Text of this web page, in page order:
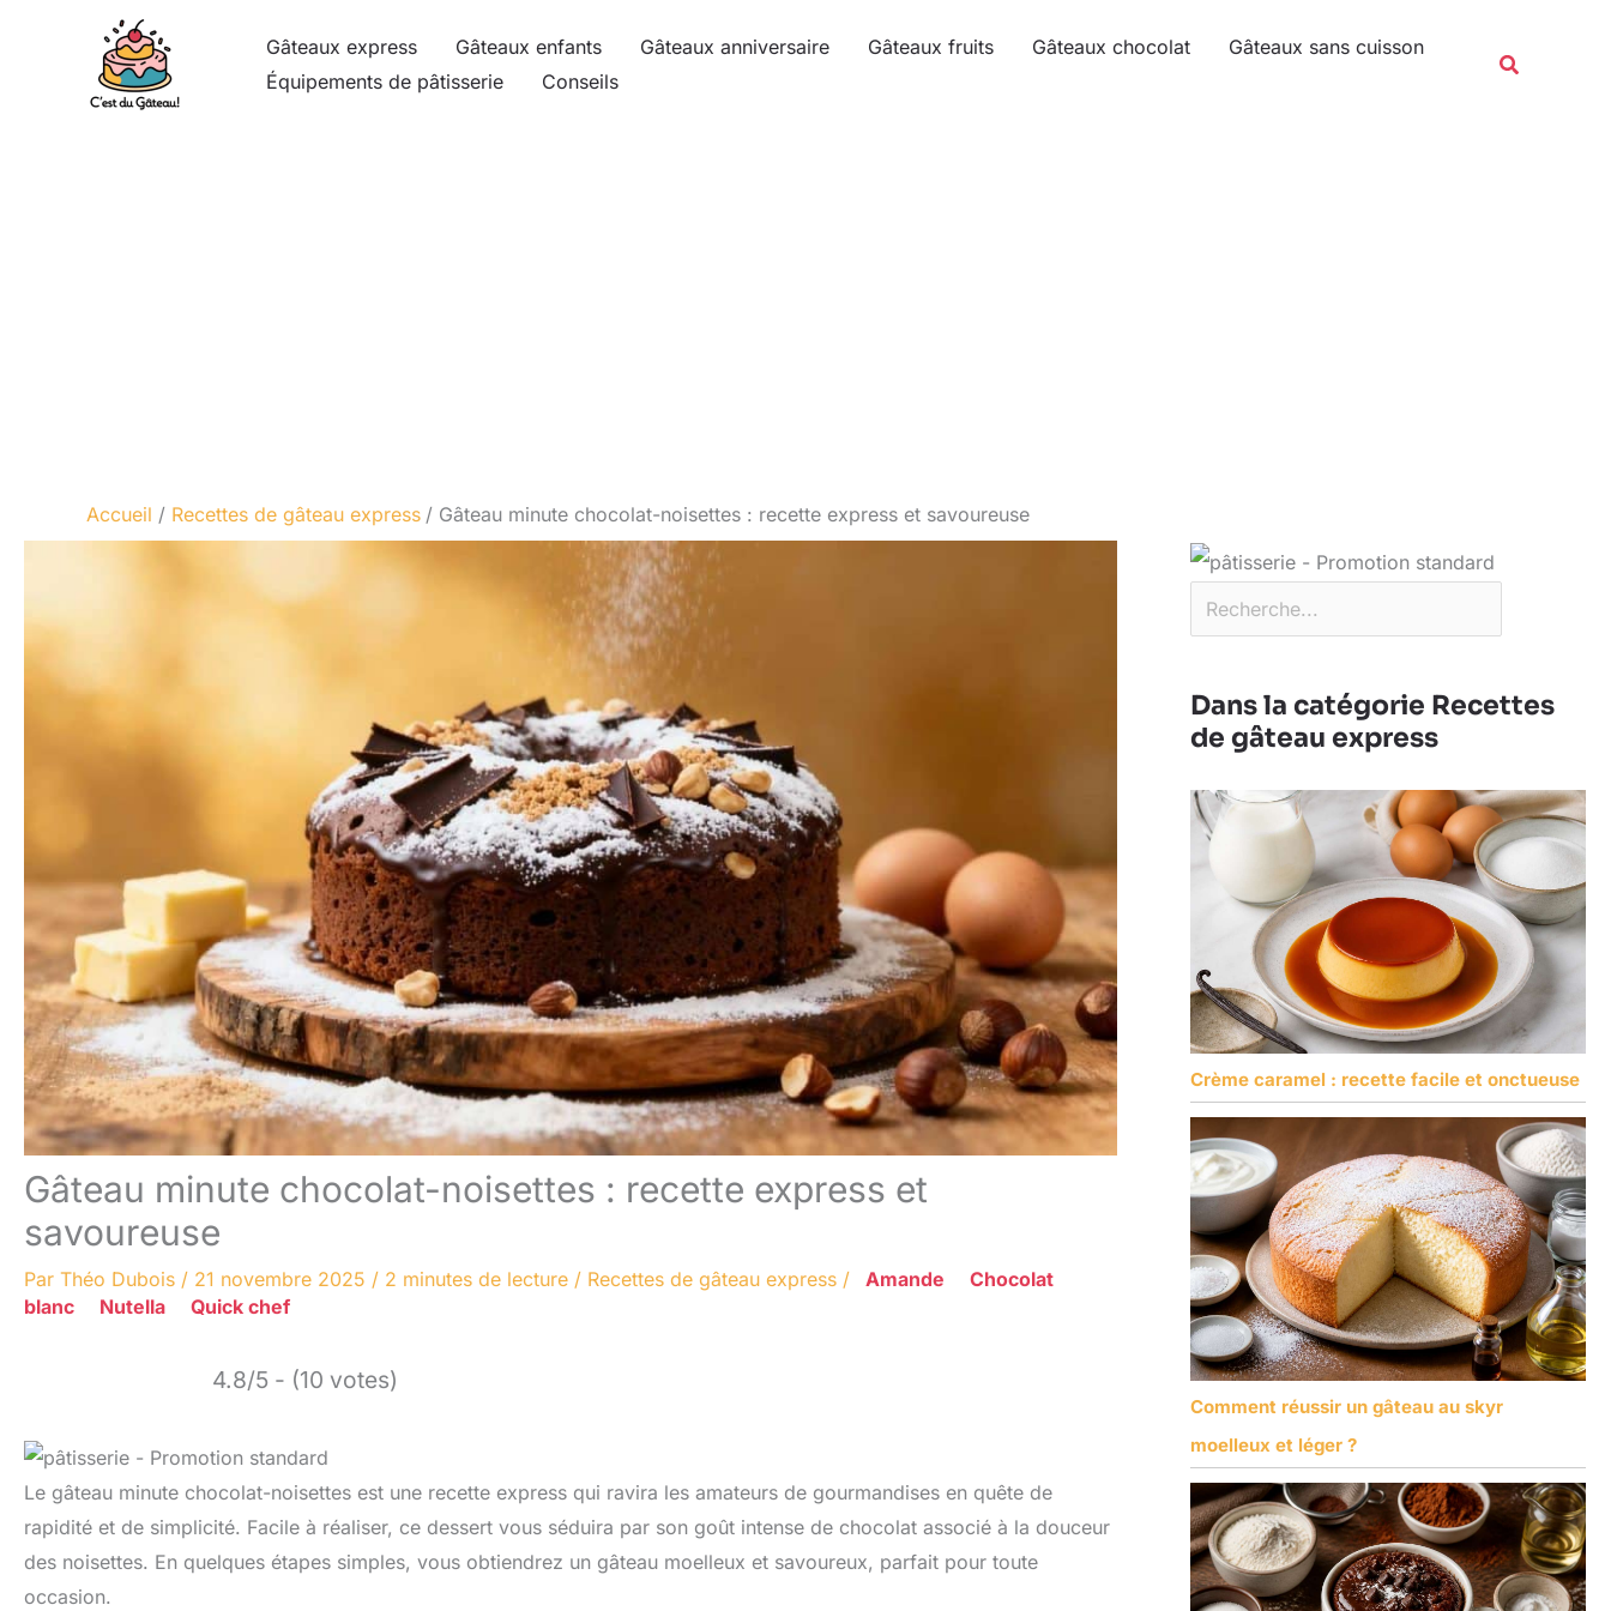
Gâteaux express Gâteaux enfants Gâteaux anniversaire Gâteaux fruits Gâteaux chocolat
Gâteaux sans cuisson
Équipements de pâtisserie
Conseils
Accueil Recettes de gâteau express Gâteau minute chocolat-noisettes : recette express et savoureuse
Gâteau minute chocolat-noisettes : recette express et
savoureuse
Par Théo Dubois / 21 novembre 2025 / 2 minutes de lecture / Recettes de gâteau express / Amande
Chocolat
blanc
Nutella Quick chef
4.8/5 - (10 votes)
Le gâteau minute chocolat-noisettes est une recette express qui ravira les amateurs de gourmandises en quête de
rapidité et de simplicité. Facile à réaliser, ce dessert vous séduira par son goût intense de chocolat associé à la douceur
des noisettes. En quelques étapes simples, vous obtiendrez un gâteau moelleux et savoureux, parfait pour toute
occasion.
Dans la catégorie Recettes
de gâteau express
Crème caramel : recette facile et onctueuse
Comment réussir un gâteau au skyr
moelleux et léger ?